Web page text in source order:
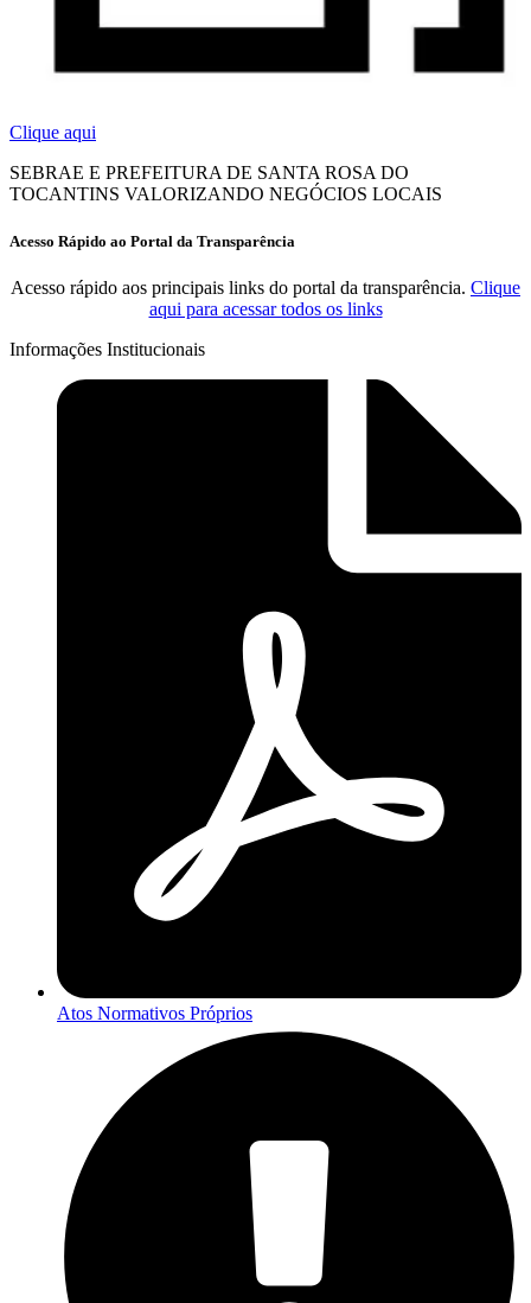
Clique aqui
SEBRAE E PREFEITURA DE SANTA ROSA DO
TOCANTINS VALORIZANDO NEGÓCIOS LOCAIS
Acesso Rápido ao Portal da Transparência
Acesso rápido aos principais links do portal da transparência. Clique
aqui para acessar todos os links
Informações Institucionais
Atos Normativos Próprios